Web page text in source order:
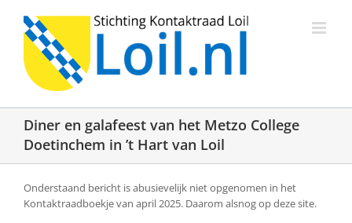
inhoud
Diner en galafeest van het Metzo College
Doetinchem in ’t Hart van Loil
Onderstaand bericht is abusievelijk niet opgenomen in het
Kontaktraadboekje van april 2025. Daarom alsnog op deze site.